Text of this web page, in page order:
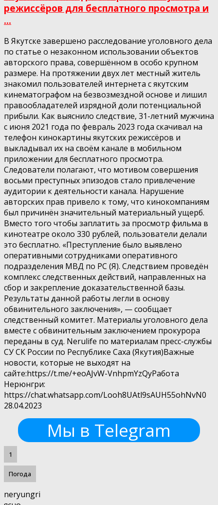
режиссёров для бесплатного просмотра и
...
В Якутске завершено расследование уголовного дела
по статье о незаконном использовании объектов
авторского права, совершённом в особо крупном
размере. На протяжении двух лет местный житель
знакомил пользователей интернета с якутским
кинематографом на безвозмездной основе и лишил
правообладателей изрядной доли потенциальной
прибыли. Как выяснило следствие, 31-летний мужчина
с июня 2021 года по февраль 2023 года скачивал на
телефон кинокартины якутских режиссёров и
выкладывал их на своём канале в мобильном
приложении для бесплатного просмотра.
Следователи полагают, что мотивом совершения
восьми преступных эпизодов стало привлечение
аудитории к деятельности канала. Нарушение
авторских прав привело к тому, что кинокомпаниям
был причинён значительный материальный ущерб.
Вместо того чтобы заплатить за просмотр фильма в
кинотеатре около 330 рублей, пользователи делали
это бесплатно. «Преступление было выявлено
оперативными сотрудниками оперативного
подразделения МВД по РС (Я). Следствием проведён
комплекс следственных действий, направленных на
сбор и закрепление доказательственной базы.
Результаты данной работы легли в основу
обвинительного заключения», — сообщает
следственный комитет. Материалы уголовного дела
вместе с обвинительным заключением прокурора
переданы в суд. Nerulife по материалам пресс-службы
СУ СК России по Республике Саха (Якутия)Важные
новости, которые не выходят на
сайте:https://t.me/+eoAJvW-VnhpmYzQyРабота
Нерюнгри:
https://chat.whatsapp.com/Looh8UAtl9sAUH55ohNvN0
28.04.2023
Мы в Telegram
1
Погода
neryungri